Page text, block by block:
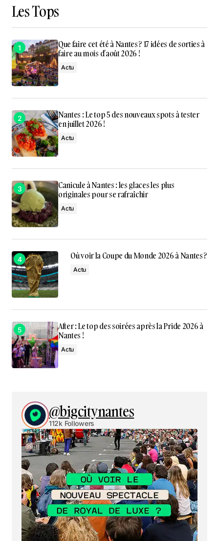
Les Tops
Que faire cet été à Nantes ? 17 idées de sorties à
faire au mois d’août 2026 !
Actu
Nantes : Le top 5 des nouveaux spots à tester
en juillet 2026 !
Actu
Canicule à Nantes : les glaces les plus
originales pour se rafraîchir
Actu
Où voir la Coupe du Monde 2026 à Nantes ?
Actu
After : Le top des soirées après la Pride 2026 à
Nantes !
Actu
@bigcitynantes
112k Followers